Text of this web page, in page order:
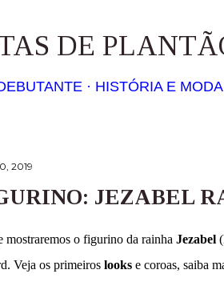
DE
HISTÓRIA E MODA
2019
JEZABEL
mostraremos o figurino da rainha Jezabel
Veja os primeiros lookse coroas, saiba